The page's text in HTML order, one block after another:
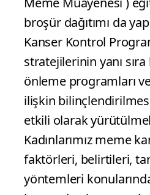
broşür dağıtımı da
Kanser Kontrol
stratejilerinin yanı
önleme programları
ilişkin
etkili olarak
Kadınlarımız meme
faktörleri, belirtileri,
yöntemleri